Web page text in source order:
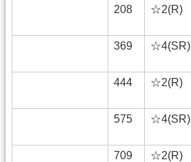
208
☆2(R)
369
☆4(SR)
444
☆2(R)
575
☆4(SR)
709
☆2(R)